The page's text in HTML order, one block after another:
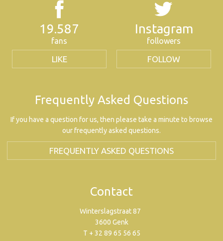
19.587
fans
LIKE
Instagram
followers
FOLLOW
Frequently Asked Questions
If you have a question for us, then please take a minute to browse
our frequently asked questions.
FREQUENTLY ASKED QUESTIONS
Contact
Winterslagstraat 87
3600 Genk
T + 32 89 65 56 65